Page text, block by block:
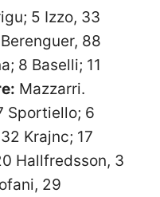
5 Izzo, 33
88
8 Baselli; 11
Mazzarri.
Sportiello; 6
Krajnc; 17
Hallfredsson, 3
29